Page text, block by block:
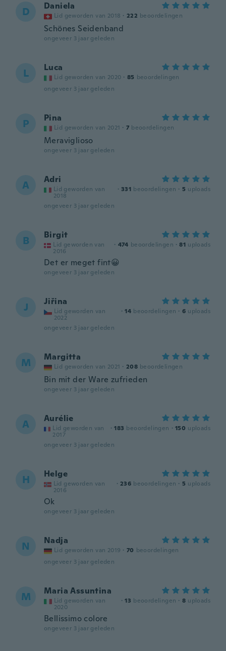
D Daniela
Lid geworden van 2018 · 222 beoordelingen
Schönes Seidenband
ongeveer 3 jaar geleden
L Luca
Lid geworden van 2020 · 85 beoordelingen
ongeveer 3 jaar geleden
P Pina
Lid geworden van 2021 · 7 beoordelingen
Meraviglioso
ongeveer 3 jaar geleden
A Adri
Lid geworden van
2018
· 331 beoordelingen · 5 uploads
ongeveer 3 jaar geleden
B Birgit
Lid geworden van
2016
· 474 beoordelingen · 81 uploads
Det er meget fint😀
ongeveer 3 jaar geleden
J Jiřina
Lid geworden van
2022
· 14 beoordelingen · 6 uploads
ongeveer 3 jaar geleden
M Margitta
Lid geworden van 2021 · 208 beoordelingen
Bin mit der Ware zufrieden
ongeveer 3 jaar geleden
A Aurélie
Lid geworden van
2017
· 183 beoordelingen · 150 uploads
ongeveer 3 jaar geleden
H Helge
Lid geworden van
2016
· 236 beoordelingen · 5 uploads
Ok
ongeveer 3 jaar geleden
N Nadja
Lid geworden van 2019 · 70 beoordelingen
ongeveer 3 jaar geleden
M Maria Assuntina
Lid geworden van
2020
· 13 beoordelingen · 8 uploads
Bellissimo colore
ongeveer 3 jaar geleden